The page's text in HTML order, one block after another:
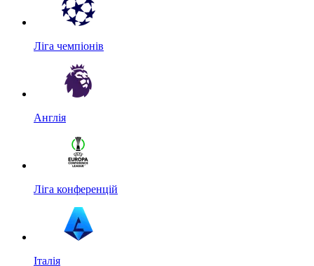
Ліга чемпіонів
Англія
Ліга конференцій
Італія